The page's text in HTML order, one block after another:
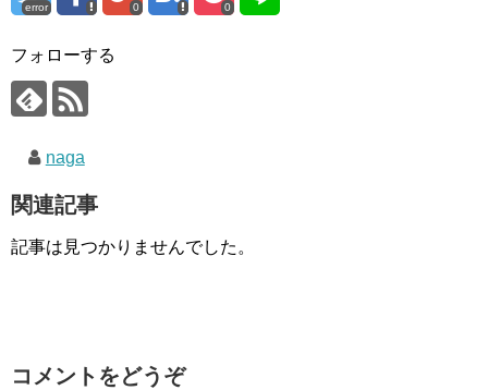
error 0 0
フォローする
naga
関連記事
記事は見つかりませんでした。
コメントをどうぞ